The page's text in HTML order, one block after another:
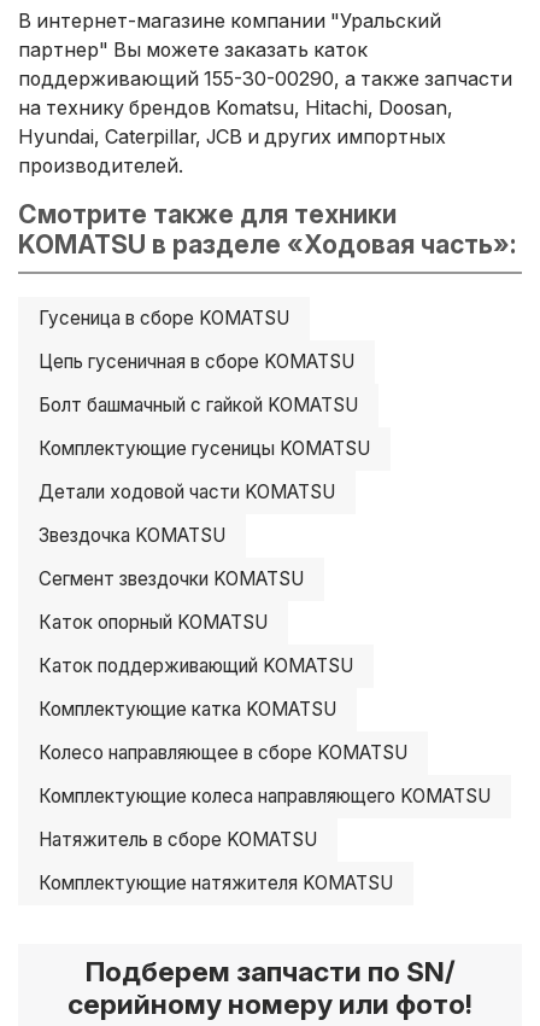
В интернет-магазине компании "Уральский
партнер" Вы можете заказать каток
поддерживающий 155-30-00290, а также запчасти
на технику брендов Komatsu, Hitachi, Doosan,
Hyundai, Caterpillar, JCB и других импортных
производителей.
Смотрите также для техники
KOMATSU в разделе «Ходовая часть»:
Гусеница в сборе KOMATSU
Цепь гусеничная в сборе KOMATSU
Болт башмачный с гайкой KOMATSU
Комплектующие гусеницы KOMATSU
Детали ходовой части KOMATSU
Звездочка KOMATSU
Сегмент звездочки KOMATSU
Каток опорный KOMATSU
Каток поддерживающий KOMATSU
Комплектующие катка KOMATSU
Колесо направляющее в сборе KOMATSU
Комплектующие колеса направляющего KOMATSU
Натяжитель в сборе KOMATSU
Комплектующие натяжителя KOMATSU
Подберем запчасти по SN/
серийному номеру или фото!